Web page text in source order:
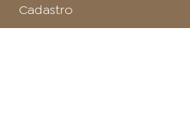
Cadastro
SAC - Profissional